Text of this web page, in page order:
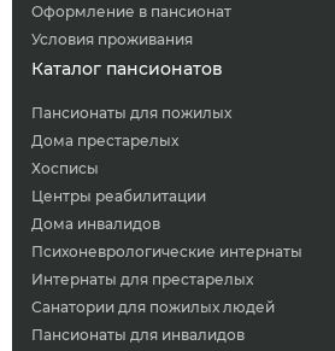
Оформление в пансионат
Условия проживания
Каталог пансионатов
Пансионаты для пожилых
Дома престарелых
Хосписы
Центры реабилитации
Дома инвалидов
Психоневрологические интернаты
Интернаты для престарелых
Санатории для пожилых людей
Пансионаты для инвалидов